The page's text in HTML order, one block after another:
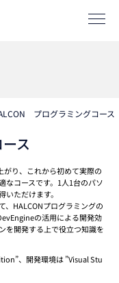
EN
中途採用
プログラミングコース
ス
り、これから初めて実際の
なコースです。1人1台のパソ
ただけます。
、HALCONプログラミングの
の活用による開発効
を開発する上で役立つ知識を
、開発環境は ”Visual Stu